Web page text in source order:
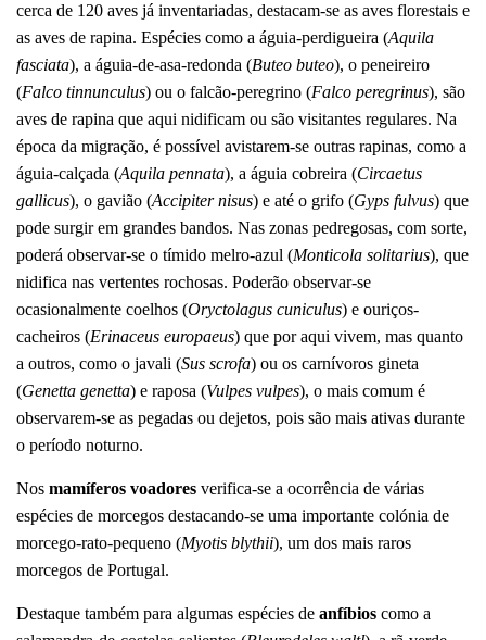
cerca de 120 aves já inventariadas, destacam-se as aves florestais e
as aves de rapina. Espécies como a águia-perdigueira (Aquila
fasciata), a águia-de-asa-redonda (Buteo buteo), o peneireiro
(Falco tinnunculus) ou o falcão-peregrino (Falco peregrinus), são
aves de rapina que aqui nidificam ou são visitantes regulares. Na
época da migração, é possível avistarem-se outras rapinas, como a
águia-calçada (Aquila pennata), a águia cobreira (Circaetus
gallicus), o gavião (Accipiter nisus) e até o grifo (Gyps fulvus) que
pode surgir em grandes bandos. Nas zonas pedregosas, com sorte,
poderá observar-se o tímido melro-azul (Monticola solitarius), que
nidifica nas vertentes rochosas. Poderão observar-se
ocasionalmente coelhos (Oryctolagus cuniculus) e ouriços-
cacheiros (Erinaceus europaeus) que por aqui vivem, mas quanto
a outros, como o javali (Sus scrofa) ou os carnívoros gineta
(Genetta genetta) e raposa (Vulpes vulpes), o mais comum é
observarem-se as pegadas ou dejetos, pois são mais ativas durante
o período noturno.
Nos mamíferos voadores verifica-se a ocorrência de várias
espécies de morcegos destacando-se uma importante colónia de
morcego-rato-pequeno (Myotis blythii), um dos mais raros
morcegos de Portugal.
Destaque também para algumas espécies de anfíbios como a